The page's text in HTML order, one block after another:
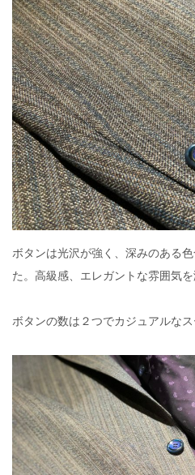
ボタンは光沢が強く、深みのある
た。高級感、エレガントな雰囲気を
ボタンの数は２つでカジュアルなス